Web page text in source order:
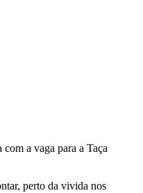
a vaga para a Taça
perto da vivida nos